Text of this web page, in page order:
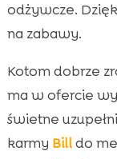
odżywcze.
na zabawy.
Kotom dobrze
ma w ofercie
świetne
karmy Billdo